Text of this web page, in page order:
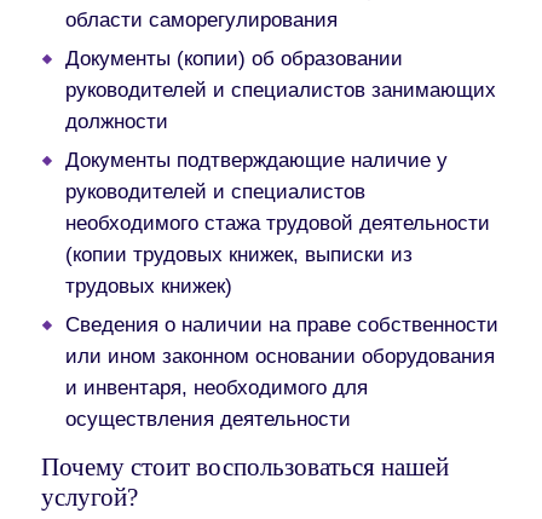
области саморегулирования
Документы (копии) об образовании
руководителей и специалистов занимающих
должности
Документы подтверждающие наличие у
руководителей и специалистов
необходимого стажа трудовой деятельности
(копии трудовых книжек, выписки из
трудовых книжек)
Сведения о наличии на праве собственности
или ином законном основании оборудования
и инвентаря, необходимого для
осуществления деятельности
Почему стоит воспользоваться нашей
услугой?